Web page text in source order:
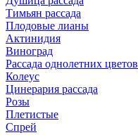
Тимьян рассада
Плодовые лианы
Актинидия
Виноград
Рассада однолетних цветов
Колеус
Цинерария рассада
Розы
Плетистые
Спрей